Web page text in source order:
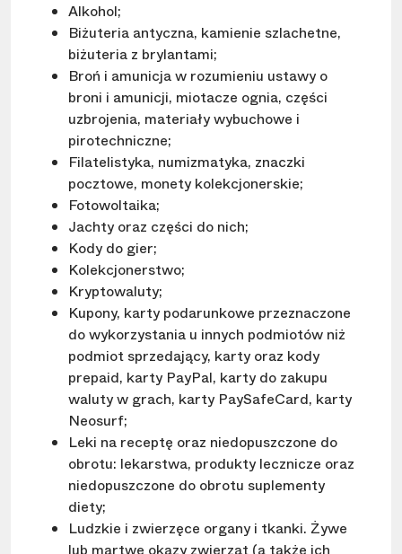
Alkohol;
Biżuteria antyczna, kamienie szlachetne,
biżuteria z brylantami;
Broń i amunicja w rozumieniu ustawy o
broni i amunicji, miotacze ognia, części
uzbrojenia, materiały wybuchowe i
pirotechniczne;
Filatelistyka, numizmatyka, znaczki
pocztowe, monety kolekcjonerskie;
Fotowoltaika;
Jachty oraz części do nich;
Kody do gier;
Kolekcjonerstwo;
Kryptowaluty;
Kupony, karty podarunkowe przeznaczone
do wykorzystania u innych podmiotów niż
podmiot sprzedający, karty oraz kody
prepaid, karty PayPal, karty do zakupu
waluty w grach, karty PaySafeCard, karty
Neosurf;
Leki na receptę oraz niedopuszczone do
obrotu: lekarstwa, produkty lecznicze oraz
niedopuszczone do obrotu suplementy
diety;
Ludzkie i zwierzęce organy i tkanki. Żywe